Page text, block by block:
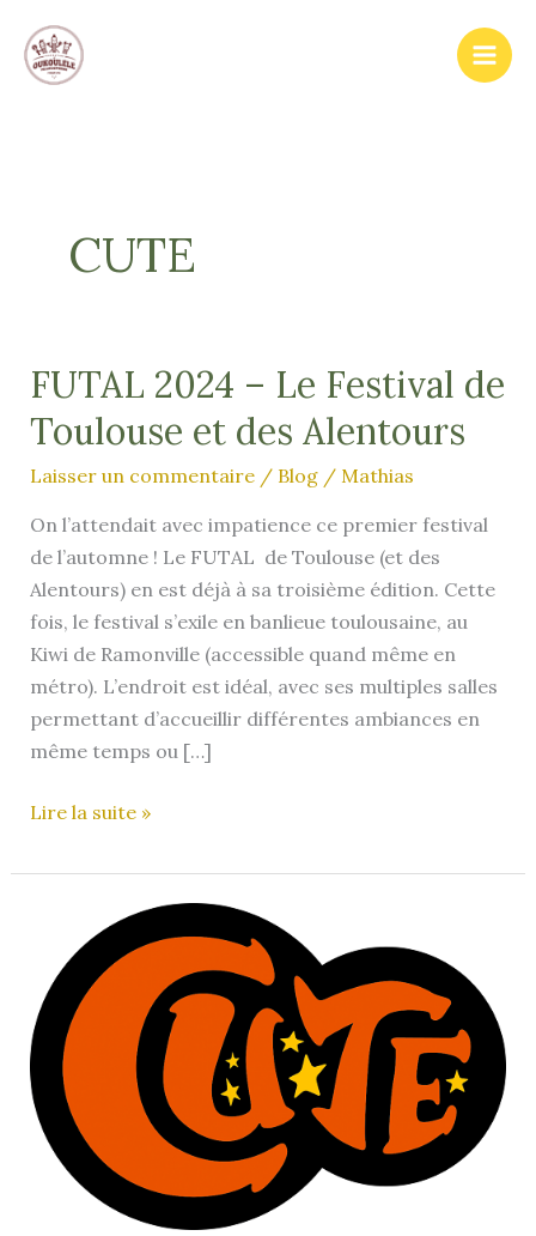
contenu
CUTE
FUTAL 2024 – Le Festival de
Toulouse et des Alentours
Laisser un commentaire / Blog/ Mathias
On l’attendait avec impatience ce premier festival
de l’automne ! Le FUTAL de Toulouse (et des
Alentours) en est déjà à sa troisième édition. Cette
fois, le festival s’exile en banlieue toulousaine, au
Kiwi de Ramonville (accessible quand même en
métro). L’endroit est idéal, avec ses multiples salles
permettant d’accueillir différentes ambiances en
même temps ou […]
FUTAL
–
Festival
Toulouse
et
des
Alentours
Lire la suite »